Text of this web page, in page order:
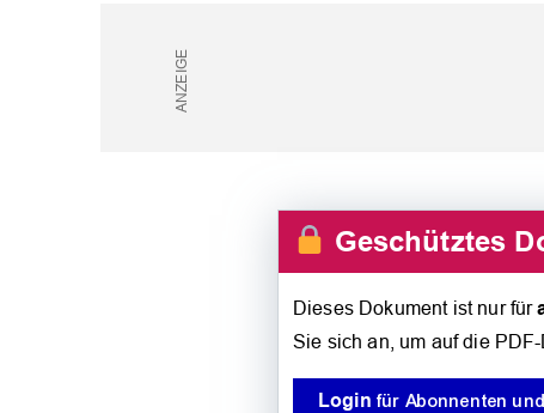
Geschütztes
Dieses Dokument ist nur für
Sie sich an, um auf die
Login für Abonnenten